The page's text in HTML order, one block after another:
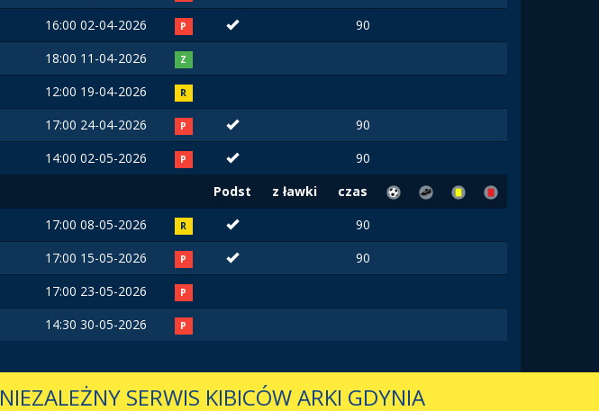
16:00 02-04-2026 P
90
18:00 11-04-2026 Z
12:00 19-04-2026 R
17:00 24-04-2026 P
90
14:00 02-05-2026 P
90
Podst z ławki
czas
17:00 08-05-2026 R
90
17:00 15-05-2026 P
90
17:00 23-05-2026 P
14:30 30-05-2026 P
NIEZALEŻNY SERWIS KIBICÓW ARKI GDYNIA